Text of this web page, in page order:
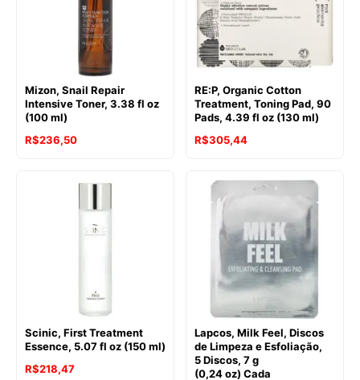
Mizon, Snail Repair
Intensive Toner, 3.38 fl oz
(100 ml)
R$236,50
RE:P, Organic Cotton
Treatment, Toning Pad, 90
Pads, 4.39 fl oz (130 ml)
R$305,44
Scinic, First Treatment
Essence, 5.07 fl oz (150 ml)
R$218,47
Lapcos, Milk Feel, Discos
de Limpeza e Esfoliação,
5 Discos, 7 g
(0,24 oz) Cada